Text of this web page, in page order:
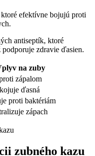
efektívne bojujú proti
antiseptík, ‌ktoré
podporuje zdravie ďasien.
na zuby
zápalom
ďasná
proti baktériám
‍zápach
zubného kazu